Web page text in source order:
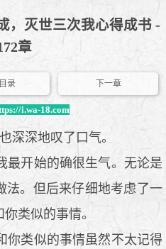
，灭世三次我心得成书 -
章
目录 下一章
i.wa-18.com
深深地叹了口气。
开始的确很生气。无论是
法。但后来仔细地考虑了一
类似的事情。
类似的事情虽然不太记得